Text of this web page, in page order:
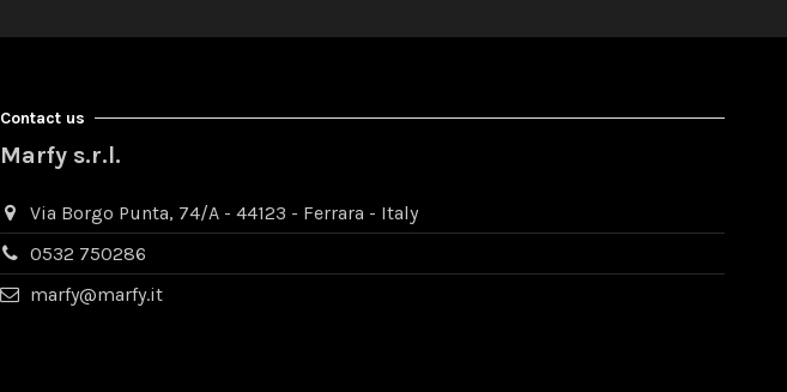
Contact us
Marfy s.r.l.
Via Borgo Punta, 74/A - 44123 - Ferrara - Italy
0532 750286
marfy@marfy.it